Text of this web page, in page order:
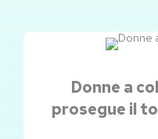
Donne a
prosegue il